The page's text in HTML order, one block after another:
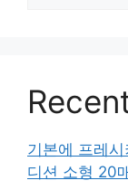
기본에 프레
디션 소형 20